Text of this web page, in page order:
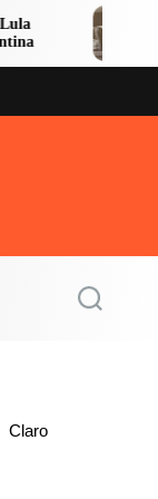
Facundo
en libertad
S
Claro